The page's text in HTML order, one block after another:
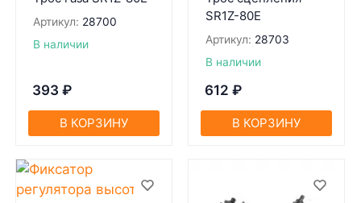
Артикул: 28700
В наличии
393 ₽
В КОРЗИНУ
SR1Z-80Е
Артикул: 28703
В наличии
612 ₽
В КОРЗИНУ